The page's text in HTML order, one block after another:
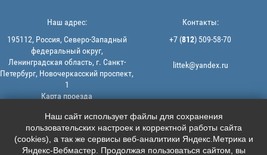
© 2013-2026 | ООО "ЛИТТЕК" -
производство и продажа РТИ
ИНН: 7806523560 | ОГРН:
1147847126162
Наш адрес:
195112, Россия, Северо-Западный
федеральный округ,
Ленинградская область, г. Санкт-
Петербург, Новочеркасский проспект,
1
Карта проезда
Контакты:
+7 (812) 509-58-70
littek@yandex.ru
Мы в соцсетях:
    
Наш сайт использует файлы для сохранения
пользовательских настроек и корректной работы сайта
(cookies), а так же сервисы веб-аналитики Яндекс.Метрика и
Яндекс-Вебмастер. Продолжая пользоваться сайтом, вы